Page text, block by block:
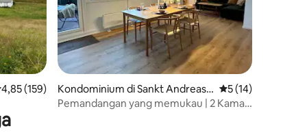
rata-rata 4,85 dari 5, 159 ulasan
4,85 (159)
Kondominium di Sankt Andreasb
erg
Nilai rata-rata 5
5 (14)
Pemandangan yang memukau | 2 Kamar